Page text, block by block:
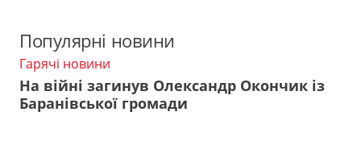
Популярні новини
Гарячі новини
На війні загинув Олександр Окончик із
Баранівської громади